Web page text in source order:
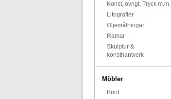
Konst, övrigt, Tryck m.m.
Litografier
Oljemålningar
Ramar
Skulptur &
konsthantverk
Möbler
Bord